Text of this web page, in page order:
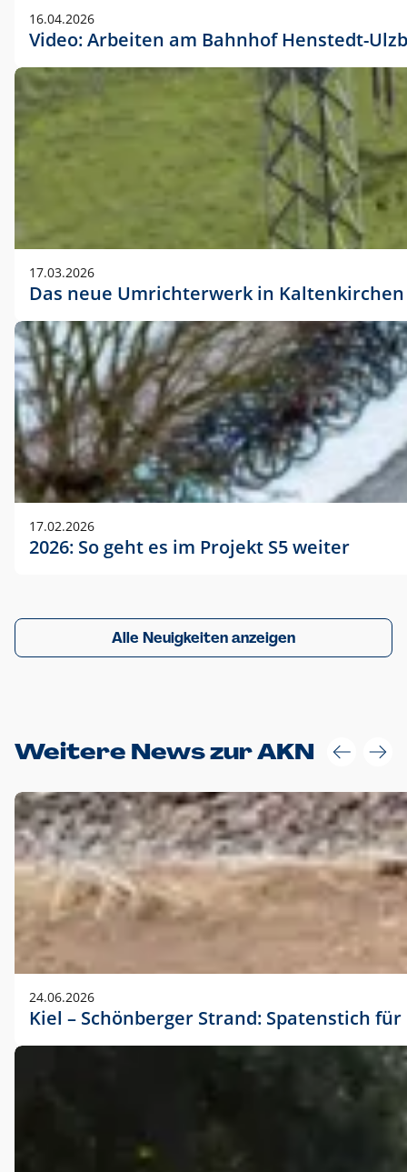
16.04.2026
Video: Arbeiten am Bahnhof Henstedt-
17.03.2026
Das neue Umrichterwerk in Kaltenkirchen
17.02.2026
2026: So geht es im Projekt S5 weiter
Alle Neuigkeiten anzeigen
Weitere News zur AKN
24.06.2026
Kiel – Schönberger Strand: Spatenstich